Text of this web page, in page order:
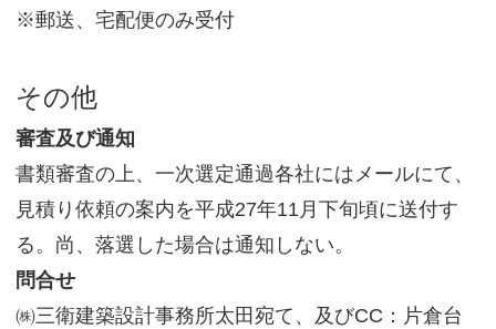
※郵送、宅配便のみ受付
その他
審査及び通知
書類審査の上、一次選定通過各社にはメールにて、
見積り依頼の案内を平成27年11月下旬頃に送付す
る。尚、落選した場合は通知しない。
問合せ
㈱三衛建築設計事務所太田宛て、及びCC：片倉台